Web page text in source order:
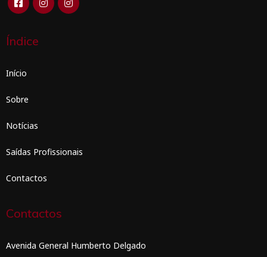
Índice
Início
Sobre
Notícias
Saídas Profissionais
Contactos
Contactos
Avenida General Humberto Delgado